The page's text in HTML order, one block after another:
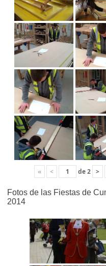
« < de2 >
Fotos de las Fiestas de
2014